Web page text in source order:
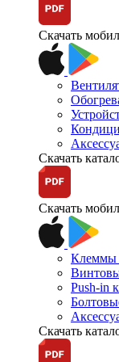
Скачать
Скачать
Скачать
Клеммы
Push-in
Скачать